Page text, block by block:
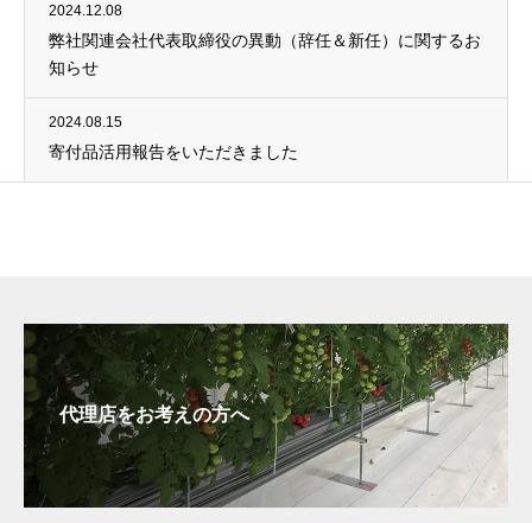
2024.12.08
弊社関連会社代表取締役の異動（辞任＆新任）に関するお
知らせ
2024.08.15
寄付品活用報告をいただきました
代理店をお考えの方へ